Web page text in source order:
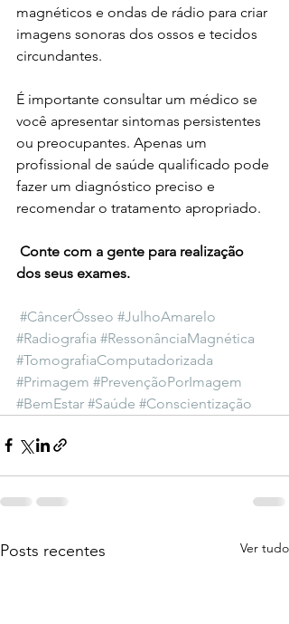
magnéticos e ondas de rádio para criar
imagens sonoras dos ossos e tecidos
circundantes.
É importante consultar um médico se
você apresentar sintomas persistentes
ou preocupantes. Apenas um
profissional de saúde qualificado pode
fazer um diagnóstico preciso e
recomendar o tratamento apropriado.
dos seus exames.
#CâncerÓsseo #JulhoAmarelo
#Radiografia #RessonânciaMagnética
#TomografiaComputadorizada
#Primagem #PrevençãoPorImagem
#BemEstar #Saúde #Conscientização
Posts recentes Ver tudo